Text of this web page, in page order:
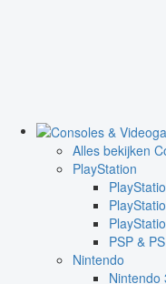
Alles bekijken
PlayStation
PSP &
Nintendo
Nintendo